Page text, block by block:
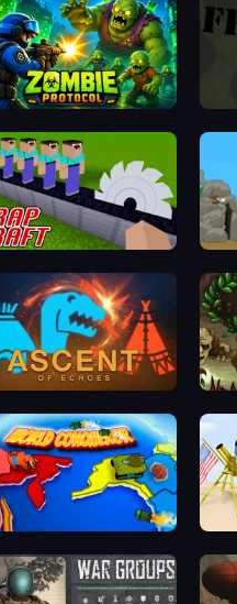
Protocol
Craft Age
of Echoes
Conqueror